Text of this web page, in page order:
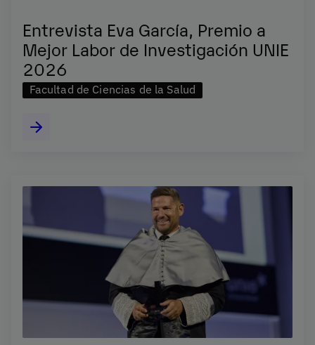
Entrevista Eva García, Premio a
Mejor Labor de Investigación UNIE
2026
Facultad de Ciencias de la Salud